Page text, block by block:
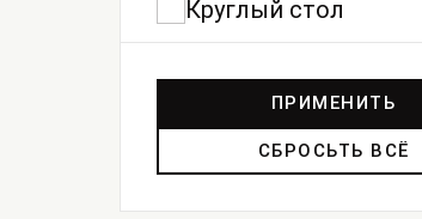
Круглый стол
ПРИМЕНИТЬ
СБРОСЬТЬ ВСЁ